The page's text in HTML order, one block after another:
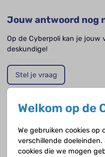
Jouw antwoord nog
Op de Cyberpoli kan je jouw
deskundige!
Stel je vraag
Geeft CF ook klachten in je
Welkom op de
We gebruiken cookies op
verschillende
cookies die we mogen